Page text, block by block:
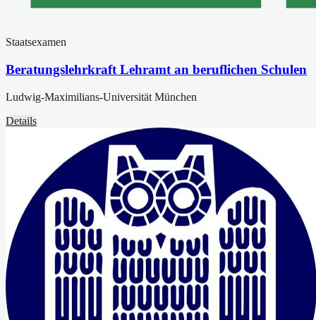
Staatsexamen
Beratungslehrkraft Lehramt an beruflichen Schulen
Ludwig-Maximilians-Universität München
Details